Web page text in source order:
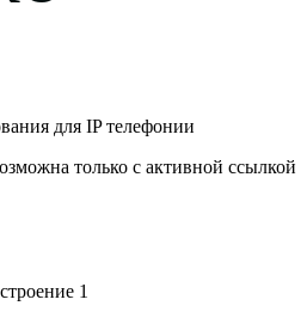
для IP телефонии
только с активной ссылкой
1